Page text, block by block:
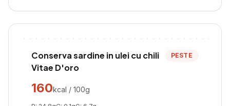
Conserva sardine in ulei cu chili
Vitae D'oro
PESTE
160kcal / 100g